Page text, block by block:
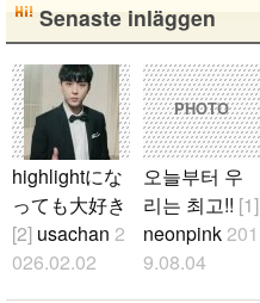
Senaste inläggen
highlightにな
っても大好き
[2] usachan2
026.02.02
PHOTO
오늘부터 우
리는 최고!! [1]
neonpink201
9.08.04